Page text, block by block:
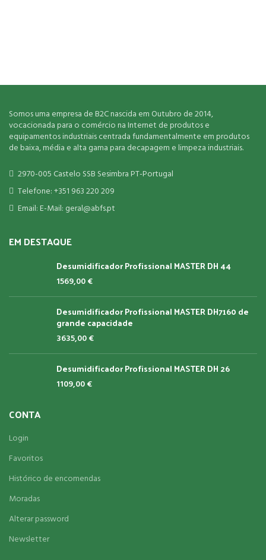
Somos uma empresa de B2C nascida em Outubro de 2014,
vocacionada para o comércio na Internet de produtos e
equipamentos industriais centrada fundamentalmente em produtos
de baixa, média e alta gama para decapagem e limpeza industriais.
2970-005 Castelo SSB Sesimbra PT-Portugal
Telefone: +351 963 220 209
Email: E-Mail: geral@abfs.pt
EM DESTAQUE
Desumidificador Profissional MASTER DH 44
1569,00€
Desumidificador Profissional MASTER DH7160 de
grande capacidade
3635,00€
Desumidificador Profissional MASTER DH 26
1109,00€
CONTA
Login
Favoritos
Histórico de encomendas
Moradas
Alterar password
Newsletter